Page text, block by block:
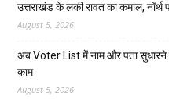
उत्तराखंड के लकी रावत का कमाल,
August 5, 2026
अब Voter List में नाम और पता सुधारने
काम
August 5, 2026